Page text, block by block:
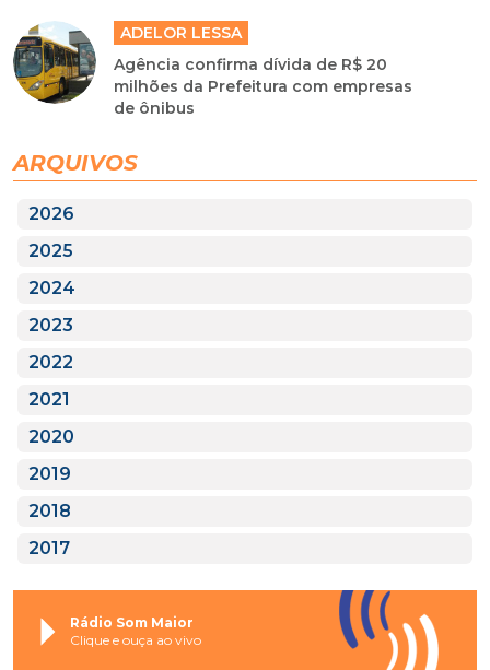
ADELOR LESSA
Agência confirma dívida de R$ 20
milhões da Prefeitura com empresas
de ônibus
ARQUIVOS
2026
2025
2024
2023
2022
2021
2020
2019
2018
2017
Rádio Som Maior
Clique e ouça ao vivo